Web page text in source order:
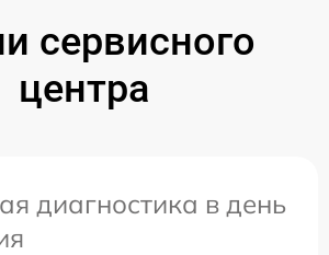
сервисного
центра
диагностика в день